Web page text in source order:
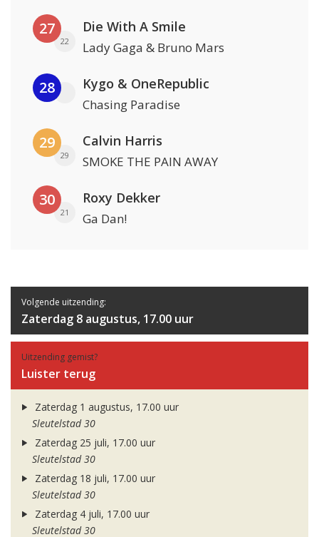
27
22
Die With A Smile
Lady Gaga & Bruno Mars
28 Kygo & OneRepublic
Chasing Paradise
29
29
Calvin Harris
SMOKE THE PAIN AWAY
30
21
Roxy Dekker
Ga Dan!
Volgende uitzending:
Zaterdag 8 augustus, 17.00 uur
Uitzending gemist?
Luister terug
Zaterdag 1 augustus, 17.00 uur
Sleutelstad 30
Zaterdag 25 juli, 17.00 uur
Sleutelstad 30
Zaterdag 18 juli, 17.00 uur
Sleutelstad 30
Zaterdag 4 juli, 17.00 uur
Sleutelstad 30